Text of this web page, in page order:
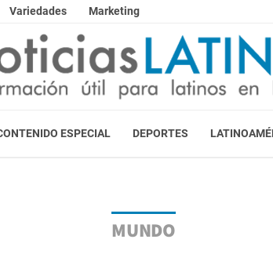
Variedades Marketing
ESPECIAL DEPORTES
MUNDO